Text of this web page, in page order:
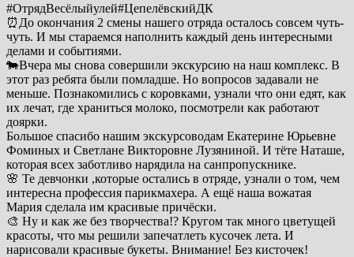
#ОтрядВесёлыйулей#ЦепелёвскийДК
⏰До окончания 2 смены нашего отряда осталось совсем чуть-
чуть. И мы стараемся наполнить каждый день интересными
делами и событиями.
🐄Вчера мы снова совершили экскурсию на наш комплекс. В
этот раз ребята были помладше. Но вопросов задавали не
меньше. Познакомились с коровками, узнали что они едят, как
их лечат, где храниться молоко, посмотрели как работают
доярки.
Большое спасибо нашим экскурсоводам Екатерине Юрьевне
Фоминых и Светлане Викторовне Лузяниной. И тёте Наташе,
которая всех заботливо нарядила на санпропускнике.
🌸 Те девчонки ,которые остались в отряде, узнали о том, чем
интересна профессия парикмахера. А ещё наша вожатая
Мария сделала им красивые причёски.
🎨 Ну и как же без творчества!? Кругом так много цветущей
красоты, что мы решили запечатлеть кусочек лета. И
нарисовали красивые букеты. Внимание! Без кисточек!